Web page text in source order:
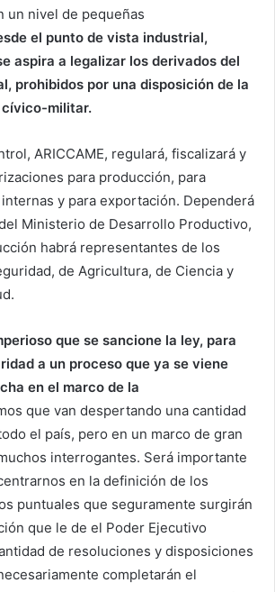
un nivel de pequeñas
el punto de vista industrial,
aspira a legalizar los derivados del
prohibidos por una disposición de la
militar.
ARICCAME, regulará, fiscalizará y
para producción, para
y para exportación. Dependerá
Ministerio de Desarrollo Productivo,
habrá representantes de los
de Agricultura, de Ciencia y
que se sancione la ley, para
a un proceso que ya se viene
en el marco de la
que van despertando una cantidad
el país, pero en un marco de gran
interrogantes. Será importante
en la definición de los
puntuales que seguramente surgirán
que le de el Poder Ejecutivo
de resoluciones y disposiciones
completarán el